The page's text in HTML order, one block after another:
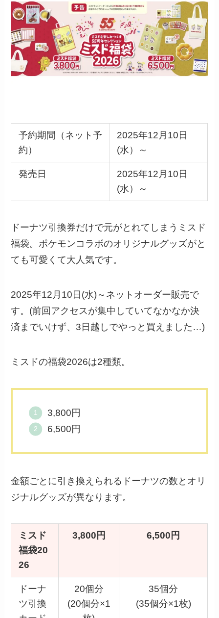
予約期間（ネット予
約）
2025年12月10日
(水）～
発売日
2025年12月10日
(水）～
ドーナツ引換券だけで元がとれてしまうミスド
福袋。ポケモンコラボのオリジナルグッズがと
ても可愛くて大人気です。
2025年12月10日(水)～ネットオーダー販売で
す。(前回アクセスが集中していてなかなか決
済までいけず、3日越しでやっと買えました…)
ミスドの福袋2026は2種類。
3,800円
6,500円
金額ごとに引き換えられるドーナツの数とオリ
ジナルグッズが異なります。
ミスド
福袋20
26
3,800円 6,500円
ドーナ
ツ引換
20個分
(20個分×1
35個分
(35個分×1枚)